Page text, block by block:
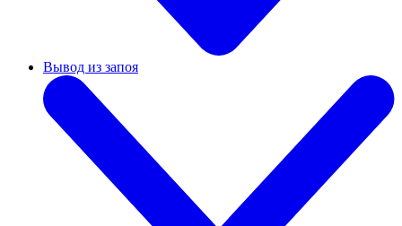
Вывод из запоя